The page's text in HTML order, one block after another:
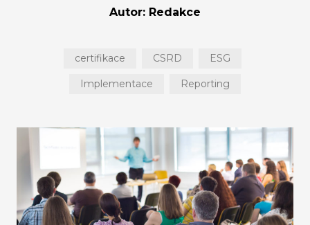
Autor: Redakce
certifikace CSRD ESG
Implementace Reporting